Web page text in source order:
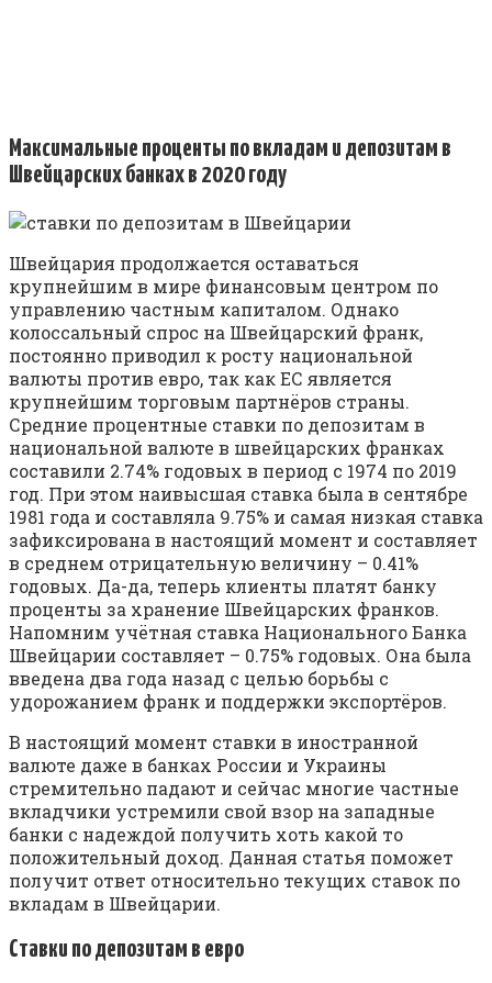
Максимальные проценты по вкладам и депозитам в
Швейцарских банках в 2020 году
Швейцария продолжается оставаться
крупнейшим в мире финансовым центром по
управлению частным капиталом. Однако
колоссальный спрос на Швейцарский франк,
постоянно приводил к росту национальной
валюты против евро, так как ЕС является
крупнейшим торговым партнёров страны.
Средние процентные ставки по депозитам в
национальной валюте в швейцарских франках
составили 2.74% годовых в период с 1974 по 2019
год. При этом наивысшая ставка была в сентябре
1981 года и составляла 9.75% и самая низкая ставка
зафиксирована в настоящий момент и составляет
в среднем отрицательную величину – 0.41%
годовых. Да-да, теперь клиенты платят банку
проценты за хранение Швейцарских франков.
Напомним учётная ставка Национального Банка
Швейцарии составляет – 0.75% годовых. Она была
введена два года назад с целью борьбы с
удорожанием франк и поддержки экспортёров.
В настоящий момент ставки в иностранной
валюте даже в банках России и Украины
стремительно падают и сейчас многие частные
вкладчики устремили свой взор на западные
банки с надеждой получить хоть какой то
положительный доход. Данная статья поможет
получит ответ относительно текущих ставок по
вкладам в Швейцарии.
Ставки по депозитам в евро